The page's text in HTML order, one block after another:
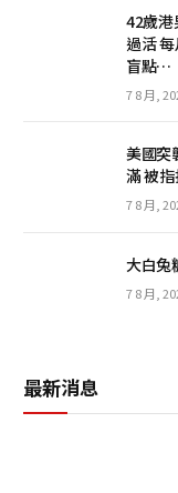
42歲港
過活
盲點…
7 8 月,
美國突
滿 被
7 8 月,
大白兔
7 8 月,
最新消息